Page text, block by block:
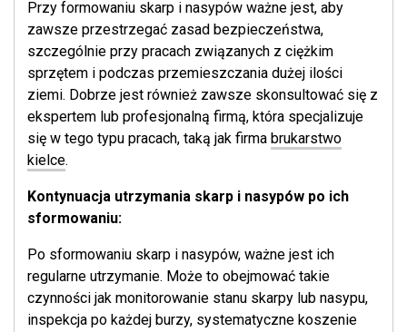
Przy formowaniu skarp i nasypów ważne jest, aby
zawsze przestrzegać zasad bezpieczeństwa,
szczególnie przy pracach związanych z ciężkim
sprzętem i podczas przemieszczania dużej ilości
ziemi. Dobrze jest również zawsze skonsultować się z
ekspertem lub profesjonalną firmą, która specjalizuje
się w tego typu pracach, taką jak firma brukarstwo
kielce.
Kontynuacja utrzymania skarp i nasypów po ich
sformowaniu:
Po sformowaniu skarp i nasypów, ważne jest ich
regularne utrzymanie. Może to obejmować takie
czynności jak monitorowanie stanu skarpy lub nasypu,
inspekcja po każdej burzy, systematyczne koszenie